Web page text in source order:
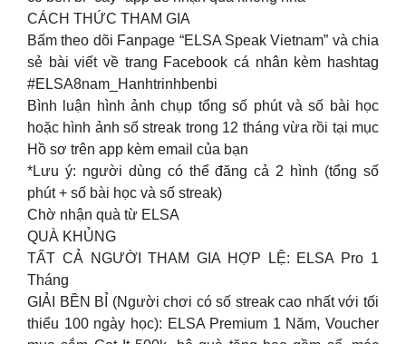
CÁCH THỨC THAM GIA
Bấm theo dõi Fanpage “ELSA Speak Vietnam” và chia
sẻ bài viết về trang Facebook cá nhân kèm hashtag
#ELSA8nam_Hanhtrinhbenbi
Bình luận hình ảnh chụp tổng số phút và số bài học
hoặc hình ảnh số streak trong 12 tháng vừa rồi tại mục
Hồ sơ trên app kèm email của bạn
*Lưu ý: người dùng có thể đăng cả 2 hình (tổng số
phút + số bài học và số streak)
Chờ nhận quà từ ELSA
QUÀ KHỦNG
TẤT CẢ NGƯỜI THAM GIA HỢP LỆ: ELSA Pro 1
Tháng
GIẢI BỀN BỈ (Người chơi có số streak cao nhất với tối
thiểu 100 ngày học): ELSA Premium 1 Năm, Voucher